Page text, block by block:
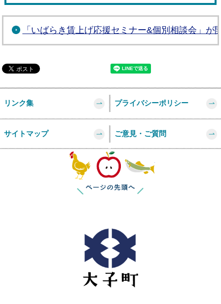
「いばらき賃上げ応援セミナー&個別相談会」が
リンク集 プライバシーポリシー
サイトマップ ご意見・ご質問